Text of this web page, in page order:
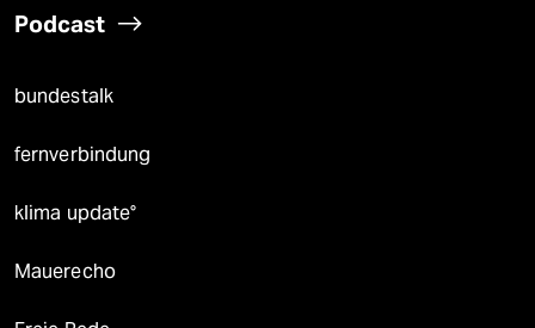
Podcast
bundestalk
fernverbindung
klima update°
Mauerecho